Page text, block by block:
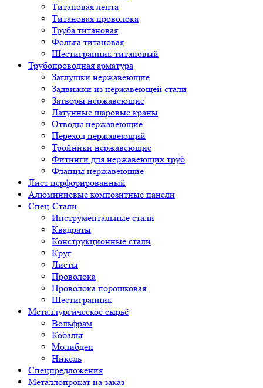
Титановая лента
Титановая проволока
Труба титановая
Фольга титановая
Шестигранник титановый
Трубопроводная арматура
Заглушки нержавеющие
Задвижки из нержавеющей стали
Затворы нержавеющие
Латунные шаровые краны
Отводы нержавеющие
Переход нержавеющий
Тройники нержавеющие
Фитинги для нержавеющих труб
Фланцы нержавеющие
Лист перфорированный
Алюминиевые композитные панели
Спец-Стали
Инструментальные стали
Квадраты
Конструкционные стали
Круг
Листы
Проволока
Проволока порошковая
Шестигранник
Металлургическое сырьё
Вольфрам
Кобальт
Молибден
Никель
Спецпредложения
Металлопрокат на заказ